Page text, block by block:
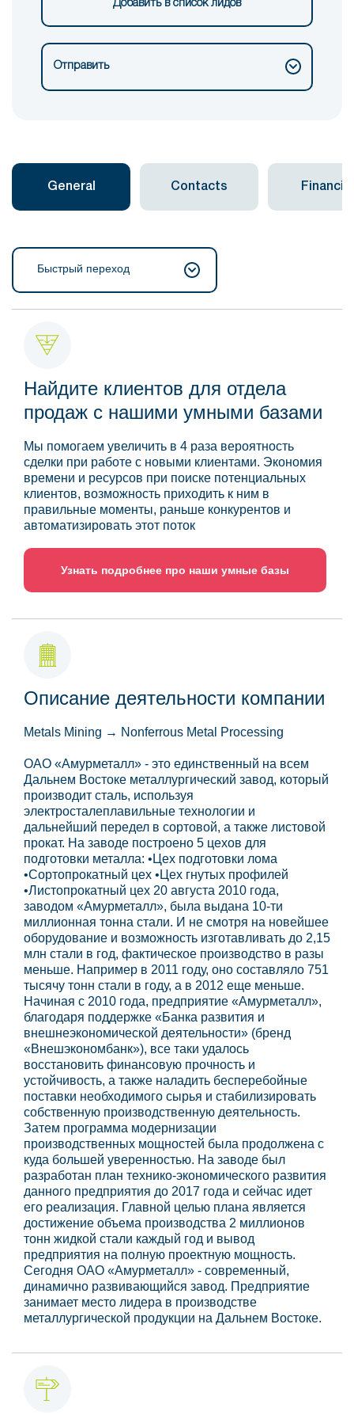
Добавить в список лидов
Отправить
General Contacts Financial
Быстрый переход
Найдите клиентов для отдела
продаж с нашими умными базами
Мы помогаем увеличить в 4 раза вероятность
сделки при работе с новыми клиентами. Экономия
времени и ресурсов при поиске потенциальных
клиентов, возможность приходить к ним в
правильные моменты, раньше конкурентов и
автоматизировать этот поток
Узнать подробнее про наши умные базы
Описание деятельности компании
Metals Mining → Nonferrous Metal Processing
ОАО «Амурметалл» - это единственный на всем
Дальнем Востоке металлургический завод, который
производит сталь, используя
электросталеплавильные технологии и
дальнейший передел в сортовой, а также листовой
прокат. На заводе построено 5 цехов для
подготовки металла: •Цех подготовки лома
•Сортопрокатный цех •Цех гнутых профилей
•Листопрокатный цех 20 августа 2010 года,
заводом «Амурметалл», была выдана 10-ти
миллионная тонна стали. И не смотря на новейшее
оборудование и возможность изготавливать до 2,15
млн стали в год, фактическое производство в разы
меньше. Например в 2011 году, оно составляло 751
тысячу тонн стали в году, а в 2012 еще меньше.
Начиная с 2010 года, предприятие «Амурметалл»,
благодаря поддержке «Банка развития и
внешнеэкономической деятельности» (бренд
«Внешэкономбанк»), все таки удалось
восстановить финансовую прочность и
устойчивость, а также наладить бесперебойные
поставки необходимого сырья и стабилизировать
собственную производственную деятельность.
Затем программа модернизации
производственных мощностей была продолжена с
куда большей уверенностью. На заводе был
разработан план технико-экономического развития
данного предприятия до 2017 года и сейчас идет
его реализация. Главной целью плана является
достижение объема производства 2 миллионов
тонн жидкой стали каждый год и вывод
предприятия на полную проектную мощность.
Сегодня ОАО «Амурметалл» - современный,
динамично развивающийся завод. Предприятие
занимает место лидера в производстве
металлургической продукции на Дальнем Востоке.